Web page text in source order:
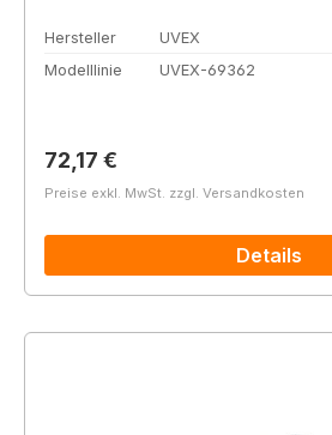
Hersteller
UVEX
Modelllinie
UVEX-69362
Regulärer Preis:
72,17 €
Preise exkl. MwSt. zzgl. Versandkosten
Details